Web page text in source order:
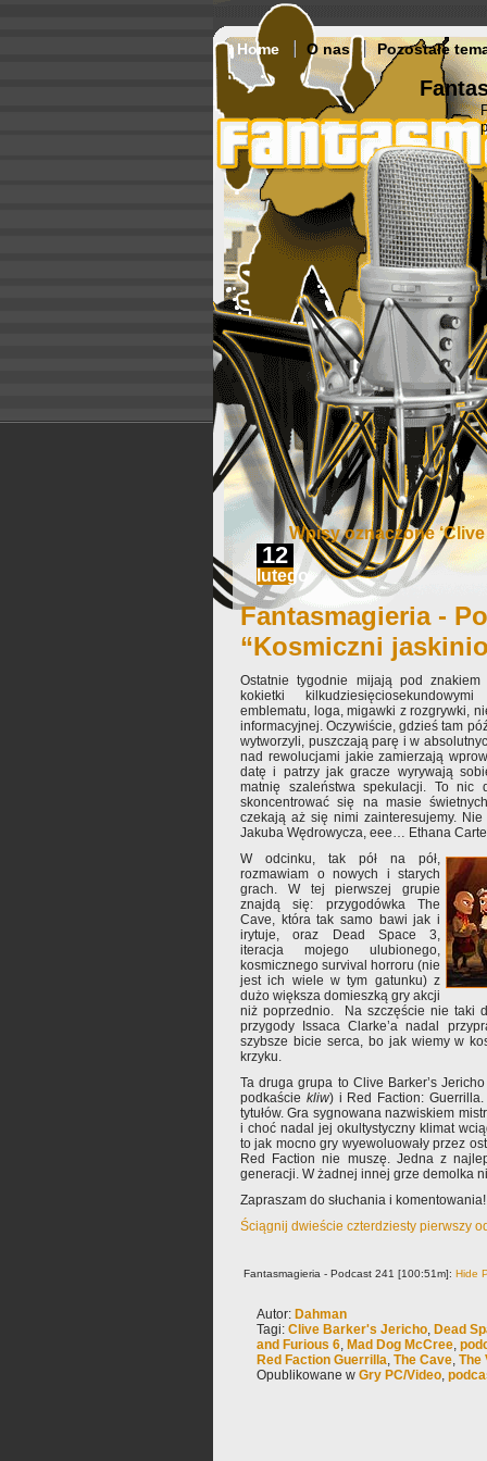
Home O nas Pozostałe
Wpisy oznaczone
12
lutego
Fantasmagieria -
“Kosmiczni
Ostatnie tygodnie mijają pod
kokietki
emblematu, loga, migawki z rozgrywki,
informacyjnej. Oczywiście, gdzieś tam
wytworzyli, puszczają parę i w
nad rewolucjami jakie zamierzają
datę i patrzy jak gracze wyrywają
matnię szaleństwa spekulacji. To
skoncentrować się na masie
czekają aż się nimi zainteresujemy.
Jakuba Wędrowycza, eee… Ethana
W odcinku, tak pół na pół,
rozmawiam o nowych i starych
grach. W tej pierwszej grupie
znajdą się: przygodówka The
Cave, która tak samo bawi jak i
irytuje, oraz Dead Space 3,
iteracja mojego ulubionego,
kosmicznego survival horroru (nie
jest ich wiele w tym gatunku) z
dużo większa domieszką gry akcji
niż poprzednio. Na szczęście nie taki
przygody Issaca Clarke’a nadal
szybsze bicie serca, bo jak wiemy w
krzyku.
Ta druga grupa to Clive Barker’s
podkaście kliw) i Red Faction:
tytułów. Gra sygnowana nazwiskiem
i choć nadal jej okultystyczny klimat
to jak mocno gry wyewoluowały przez
Red Faction nie muszę. Jedna z
generacji. W żadnej innej grze demolka
Zapraszam do słuchania i komentowania!
Ściągnij dwieście czterdziesty pierwszy
Fantasmagieria - Podcast 241 [100:51m]: Hide
Autor: Dahman
Tagi: Clive Barker's Jericho, Dead
and Furious 6, Mad Dog McCree,
Red Faction Guerrilla, The Cave, The
Opublikowane w Gry PC/Video,